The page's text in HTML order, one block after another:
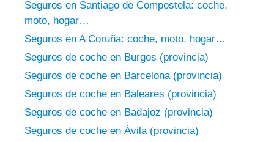
Seguros en Santiago de Compostela: coche,
moto, hogar…
Seguros en A Coruña: coche, moto, hogar…
Seguros de coche en Burgos (provincia)
Seguros de coche en Barcelona (provincia)
Seguros de coche en Baleares (provincia)
Seguros de coche en Badajoz (provincia)
Seguros de coche en Ávila (provincia)